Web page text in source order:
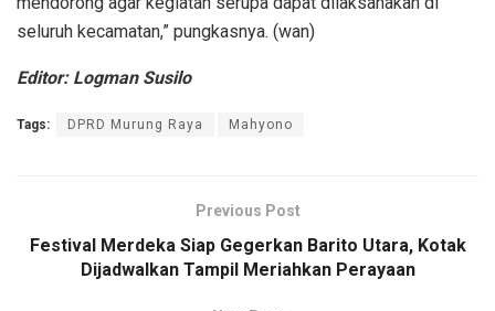
seluruh kecamatan,” pungkasnya. (wan)
Editor: Logman Susilo
Tags: DPRD Murung Raya Mahyono
Previous Post
Festival Merdeka Siap Gegerkan Barito Utara, Kotak
Dijadwalkan Tampil Meriahkan Perayaan